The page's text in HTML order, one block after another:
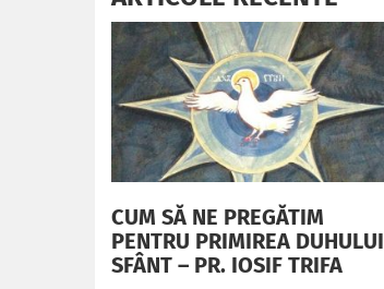
CUM SĂ NE PREGĂTIM
PENTRU PRIMIREA DUHULUI
SFÂNT – PR. IOSIF TRIFA